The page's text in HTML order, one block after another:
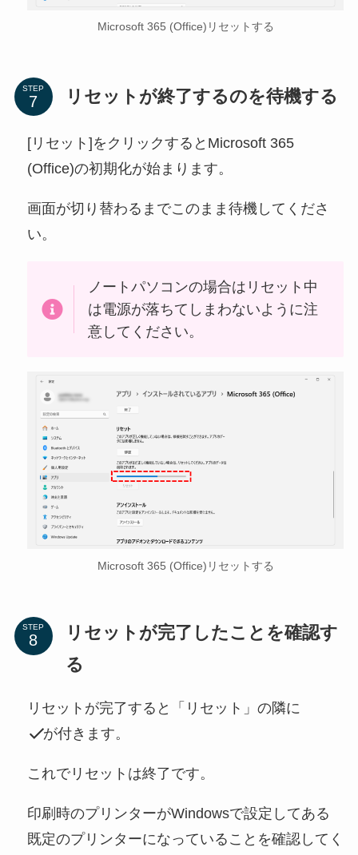
Microsoft 365 (Office)リセットする
STEP リセットが終了するのを待機する
[リセット]をクリックするとMicrosoft 365
(Office)の初期化が始まります。
画面が切り替わるまでこのまま待機してくださ
い。
ノートパソコンの場合はリセット中
は電源が落ちてしまわないように注
意してください。
Microsoft 365 (Office)リセットする
STEP
リセットが完了したことを確認す
る
リセットが完了すると「リセット」の隣に
が付きます。
これでリセットは終了です。
印刷時のプリンターがWindowsで設定してある
既定のプリンターになっていることを確認してく